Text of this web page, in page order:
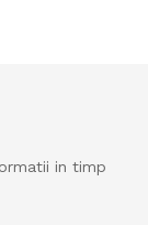
in timp